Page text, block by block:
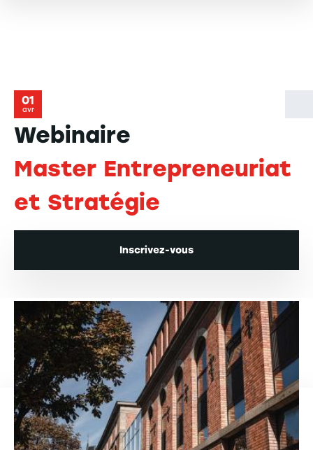
01
avr
Webinaire
Master Entrepreneuriat
et Stratégie
Inscrivez-vous